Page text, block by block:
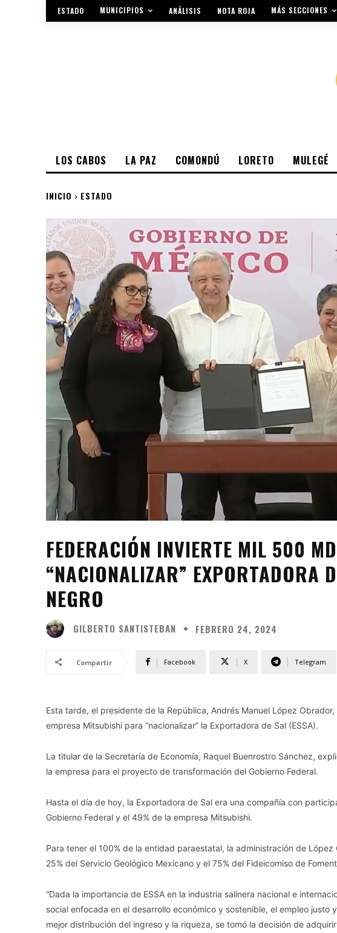
ESTADO MUNICIPIOS ANÁLISIS NOTA ROJA MÁS SECCIONES
LOS CABOS LA PAZ COMONDÚ LORETO MULEGÉ
INICIO ESTADO
FEDERACIÓN INVIERTE MIL 500
“NACIONALIZAR” EXPORTADORA
NEGRO
GILBERTO SANTISTEBAN FEBRERO 24, 2024
Compartir Facebook X Telegram
Esta tarde, el presidente de la República, Andrés Manuel López
empresa Mitsubishi para “nacionalizar” la Exportadora de Sal (ESSA).
La titular de la Secretaría de Economía, Raquel Buenrostro Sánchez,
la empresa para el proyecto de transformación del Gobierno Federal.
Hasta el día de hoy, la Exportadora de Sal era una compañía con
Gobierno Federal y el 49% de la empresa Mitsubishi.
Para tener el 100% de la entidad paraestatal, la administración de
25% del Servicio Geológico Mexicano y el 75% del Fideicomiso de
“Dada la importancia de ESSA en la industria salinera nacional e
social enfocada en el desarrollo económico y sostenible, el empleo justo
mejor distribución del ingreso y la riqueza, se tomó la decisión de